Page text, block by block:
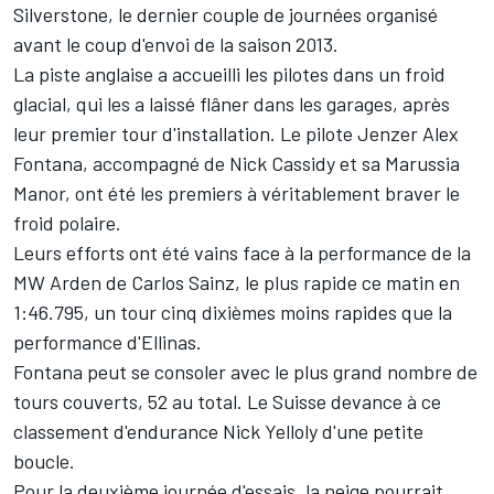
Silverstone, le dernier couple de journées organisé
avant le coup d'envoi de la saison 2013.
La piste anglaise a accueilli les pilotes dans un froid
glacial, qui les a laissé flâner dans les garages, après
leur premier tour d'installation. Le pilote Jenzer Alex
Fontana, accompagné de Nick Cassidy et sa Marussia
Manor, ont été les premiers à véritablement braver le
froid polaire.
Leurs efforts ont été vains face à la performance de la
MW Arden de Carlos Sainz, le plus rapide ce matin en
1:46.795, un tour cinq dixièmes moins rapides que la
performance d'Ellinas.
Fontana peut se consoler avec le plus grand nombre de
tours couverts, 52 au total. Le Suisse devance à ce
classement d'endurance Nick Yelloly d'une petite
boucle.